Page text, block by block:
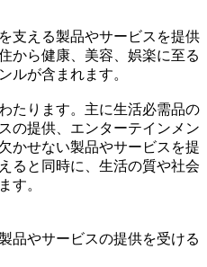
支える製品やサービスを提供
から健康、美容、娯楽に至る
ルが含まれます。
たります。主に生活必需品の
の提供、エンターテインメン
かせない製品やサービスを提
ると同時に、生活の質や社会
す。
品やサービスの提供を受ける